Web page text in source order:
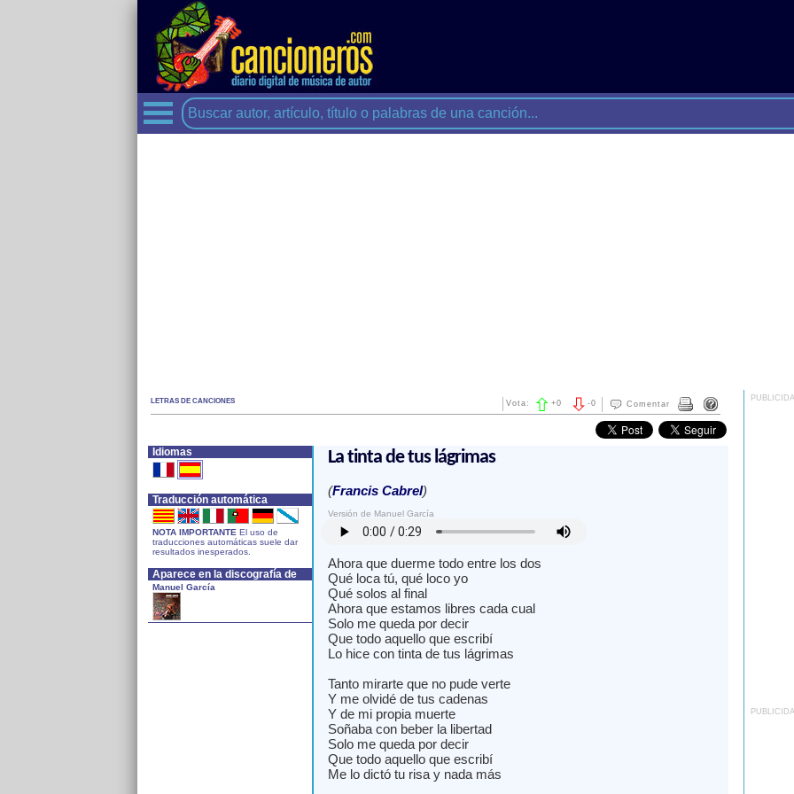
LETRAS DE CANCIONES Comentar
-0
Vota: +0
Idiomas
Traducción automática
NOTA IMPORTANTE El uso de
traducciones automáticas suele dar
resultados inesperados.
Aparece en la discografía de
Manuel García
La tinta de tus lágrimas
(Francis Cabrel)
Versión de Manuel García
Ahora que duerme todo entre los dos
Qué loca tú, qué loco yo
Qué solos al final
Ahora que estamos libres cada cual
Solo me queda por decir
Que todo aquello que escribí
Lo hice con tinta de tus lágrimas
Tanto mirarte que no pude verte
Y me olvidé de tus cadenas
Y de mi propia muerte
Soñaba con beber la libertad
Solo me queda por decir
Que todo aquello que escribí
Me lo dictó tu risa y nada más